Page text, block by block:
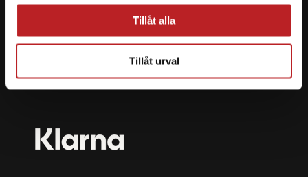
Tillåt alla
Tillåt urval
Vi erbjuder flera olika betalsätt. Dina köp är alltid
skyddade med krypteringsteknik.